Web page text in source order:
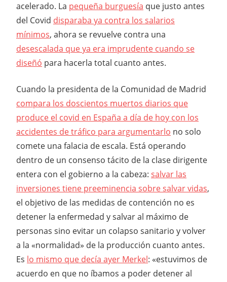
acelerado. La pequeña burguesía que justo antes
del Covid disparaba ya contra los salarios
mínimos, ahora se revuelve contra una
desescalada que ya era imprudente cuando se
diseñó para hacerla total cuanto antes.
Cuando la presidenta de la Comunidad de Madrid
compara los doscientos muertos diarios que
produce el covid en España a día de hoy con los
accidentes de tráfico para argumentarlo no solo
comete una falacia de escala. Está operando
dentro de un consenso tácito de la clase dirigente
entera con el gobierno a la cabeza: salvar las
inversiones tiene preeminencia sobre salvar vidas,
el objetivo de las medidas de contención no es
detener la enfermedad y salvar al máximo de
personas sino evitar un colapso sanitario y volver
a la «normalidad» de la producción cuanto antes.
Es lo mismo que decía ayer Merkel: «estuvimos de
acuerdo en que no íbamos a poder detener al